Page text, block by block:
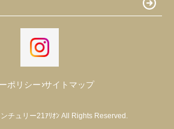
ポリシー サイトマップ
チュリー21ｱﾘｵﾝ All Rights Reserved.